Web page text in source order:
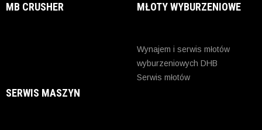
MB CRUSHER MŁOTY WYBURZENIOWE
Wynajem i serwis młotów
wyburzeniowych DHB
Serwis młotów
SERWIS MASZYN